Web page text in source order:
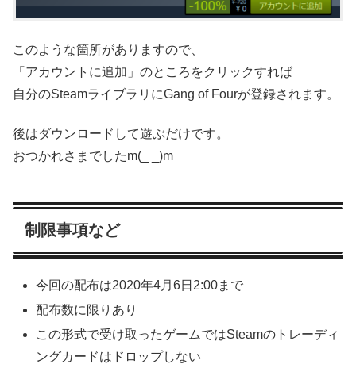
このような箇所がありますので、
「アカウントに追加」のところをクリックすれば
自分のSteamライブラリにGang of Fourが登録されます。
後はダウンロードして遊ぶだけです。
おつかれさまでしたm(_ _)m
制限事項など
今回の配布は2020年4月6日2:00まで
配布数に限りあり
この形式で受け取ったゲームではSteamのトレーディ
ングカードはドロップしない